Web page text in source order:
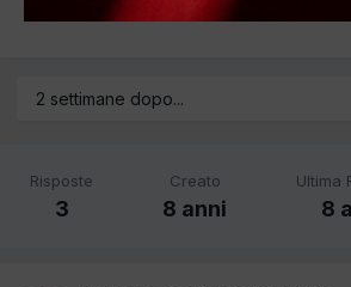
2 settimane dopo...
Risposte
3
Creato
8 anni
Ultima
8